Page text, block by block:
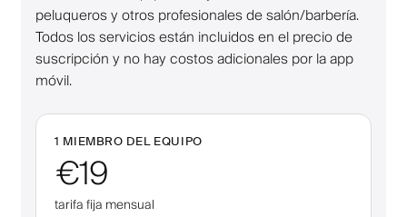
peluqueros y otros profesionales de salón/barbería.
Todos los servicios están incluidos en el precio de
suscripción y no hay costos adicionales por la app
móvil.
1 MIEMBRO DEL EQUIPO
€19
tarifa fija mensual